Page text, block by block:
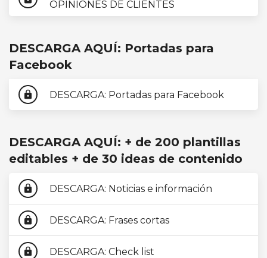
OPINIONES DE CLIENTES
DESCARGA AQUÍ: Portadas para
Facebook
lock DESCARGA: Portadas para Facebook
DESCARGA AQUÍ: + de 200 plantillas
editables + de 30 ideas de contenido
lock DESCARGA: Noticias e información
lock DESCARGA: Frases cortas
lock DESCARGA: Check list